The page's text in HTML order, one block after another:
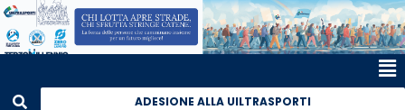
ADESIONE ALLA UILTRASPORTI